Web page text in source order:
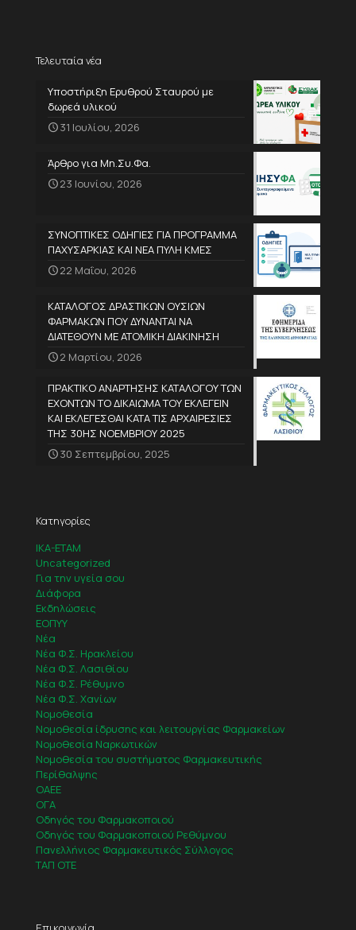
Τελευταία νέα
Υποστήριξη Ερυθρού Σταυρού με
δωρεά υλικού
31 Ιουλίου, 2026
Άρθρο για Μη.Συ.Φα.
23 Ιουνίου, 2026
ΣΥΝΟΠΤΙΚΕΣ ΟΔΗΓΙΕΣ ΓΙΑ ΠΡΟΓΡΑΜΜΑ
ΠΑΧΥΣΑΡΚΙΑΣ ΚΑΙ ΝΕΑ ΠΥΛΗ ΚΜΕΣ
22 Μαΐου, 2026
ΚΑΤΑΛΟΓΟΣ ΔΡΑΣΤΙΚΩΝ ΟΥΣΙΩΝ
ΦΑΡΜΑΚΩΝ ΠΟΥ ΔΥΝΑΝΤΑΙ ΝΑ
ΔΙΑΤΕΘΟΥΝ ΜΕ ΑΤΟΜΙΚΗ ΔΙΑΚΙΝΗΣΗ
2 Μαρτίου, 2026
ΠΡΑΚΤΙΚΟ ΑΝΑΡΤΗΣΗΣ ΚΑΤΑΛΟΓΟΥ ΤΩΝ
ΕΧΟΝΤΩΝ ΤΟ ΔΙΚΑΙΩΜΑ ΤΟΥ ΕΚΛΕΓΕΙΝ
ΚΑΙ ΕΚΛΕΓΕΣΘΑΙ ΚΑΤΑ ΤΙΣ ΑΡΧΑΙΡΕΣΙΕΣ
ΤΗΣ 30ΗΣ ΝΟΕΜΒΡΙΟΥ 2025
30 Σεπτεμβρίου, 2025
Κατηγορίες
IKA-ETAM
Uncategorized
Για την υγεία σου
Διάφορα
Εκδηλώσεις
ΕΟΠΥΥ
Νέα
Νέα Φ.Σ. Ηρακλείου
Νέα Φ.Σ. Λασιθίου
Νέα Φ.Σ. Ρέθυμνο
Νέα Φ.Σ. Χανίων
Νομοθεσία
Νομοθεσία ίδρυσης και λειτουργίας Φαρμακείων
Νομοθεσία Ναρκωτικών
Νομοθεσία του συστήματος Φαρμακευτικής
Περίθαλψης
ΟΑΕΕ
ΟΓΑ
Οδηγός του Φαρμακοποιού
Οδηγός του Φαρμακοποιού Ρεθύμνου
Πανελλήνιος Φαρμακευτικός Σύλλογος
ΤΑΠ ΟΤΕ